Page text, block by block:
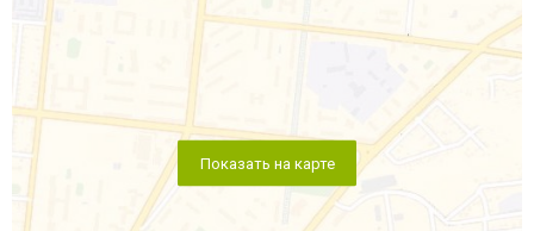
Показать на карте